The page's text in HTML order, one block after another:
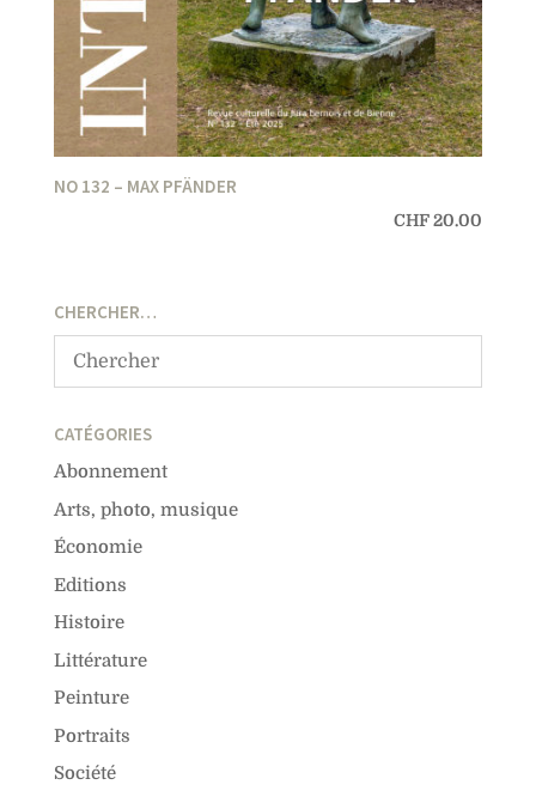
NO 132 – MAX PFÄNDER
CHF20.00
CHERCHER…
CATÉGORIES
Abonnement
Arts, photo, musique
Économie
Editions
Histoire
Littérature
Peinture
Portraits
Société